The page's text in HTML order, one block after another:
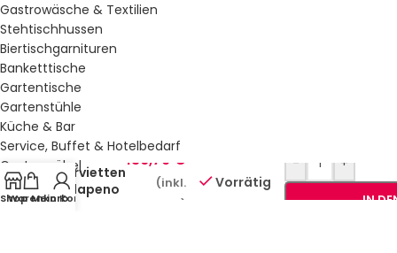
Gastrowäsche & Textilien
Stehtischhussen
Biertischgarnituren
Banketttische
Gartentische
Gartenstühle
Küche & Bar
Service, Buffet & Hotelbedarf
Gastromöbel
Schulmöbel
Sale %
Shop
Warenkorb
Mein Konto
Airlaid
Servietten
Jalapeno
Red
136,79 €
(inkl.
MwSt.)
Vorrätig
- +
IN